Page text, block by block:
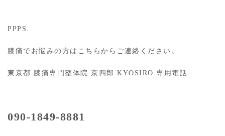
PPPS.
膝痛でお悩みの方はこちらからご連絡ください。
東京都 膝痛専門整体院 京四郎 KYOSIRO 専用電話
090-1849-8881